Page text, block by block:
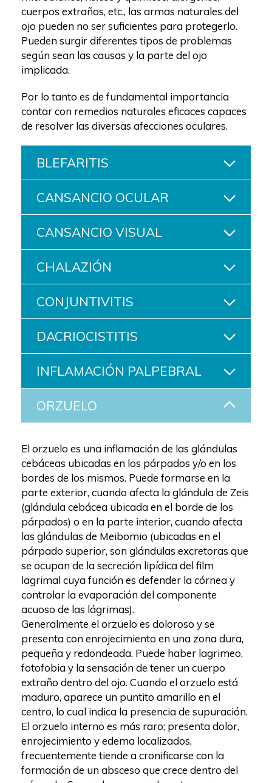
cuerpos extraños, etc., las armas naturales del
ojo pueden no ser suficientes para protegerlo.
Pueden surgir diferentes tipos de problemas
según sean las causas y la parte del ojo
implicada.
Por lo tanto es de fundamental importancia
contar con remedios naturales eficaces capaces
de resolver las diversas afecciones oculares.
BLEFARITIS
CANSANCIO OCULAR
CANSANCIO VISUAL
CHALAZIÓN
CONJUNTIVITIS
DACRIOCISTITIS
INFLAMACIÓN PALPEBRAL
ORZUELO
El orzuelo es una inflamación de las glándulas
cebáceas ubicadas en los párpados y/o en los
bordes de los mismos. Puede formarse en la
parte exterior, cuando afecta la glándula de Zeis
(glándula cebácea ubicada en el borde de los
párpados) o en la parte interior, cuando afecta
las glándulas de Meibomio (ubicadas en el
párpado superior, son glándulas excretoras que
se ocupan de la secreción lipídica del film
lagrimal cuya función es defender la córnea y
controlar la evaporación del componente
acuoso de las lágrimas).
Generalmente el orzuelo es doloroso y se
presenta con enrojecimiento en una zona dura,
pequeña y redondeada. Puede haber lagrimeo,
fotofobia y la sensación de tener un cuerpo
extraño dentro del ojo. Cuando el orzuelo está
maduro, aparece un puntito amarillo en el
centro, lo cual indica la presencia de supuración.
El orzuelo interno es más raro; presenta dolor,
enrojecimiento y edema localizados,
frecuentemente tiende a cronificarse con la
formación de un absceso que crece dentro del